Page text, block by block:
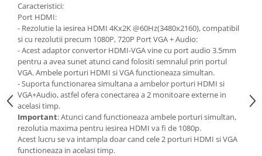
Caracteristici:
Port HDMI:
- Rezolutie la iesirea HDMI 4Kx2K @60Hz(3480x2160), compatibil
si cu rezolutii precum 1080P, 720P Port VGA + Audio:
- Acest adaptor convertor HDMI-VGA vine cu port audio 3.5mm
pentru a avea sunet atunci cand folositi semnalul prin portul
VGA. Ambele porturi HDMI si VGA functioneaza simultan.
- Suporta functionarea simultana a ambelor porturi HDMI si
VGA+Audio, astfel ofera conectarea a 2 monitoare externe in
acelasi timp.
Important: Atunci cand functioneaza ambele porturi simultan,
rezolutia maxima pentru iesirea HDMI va fi de 1080p.
Acest lucru se va intampla doar cand cele 2 porturi HDMI si VGA
functioneaza in acelasi timp.